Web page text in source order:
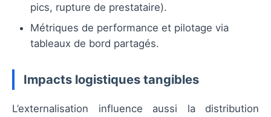
pics, rupture de prestataire).
Métriques de performance et pilotage via
tableaux de bord partagés.
Impacts logistiques tangibles
L’externalisation influence aussi la distribution